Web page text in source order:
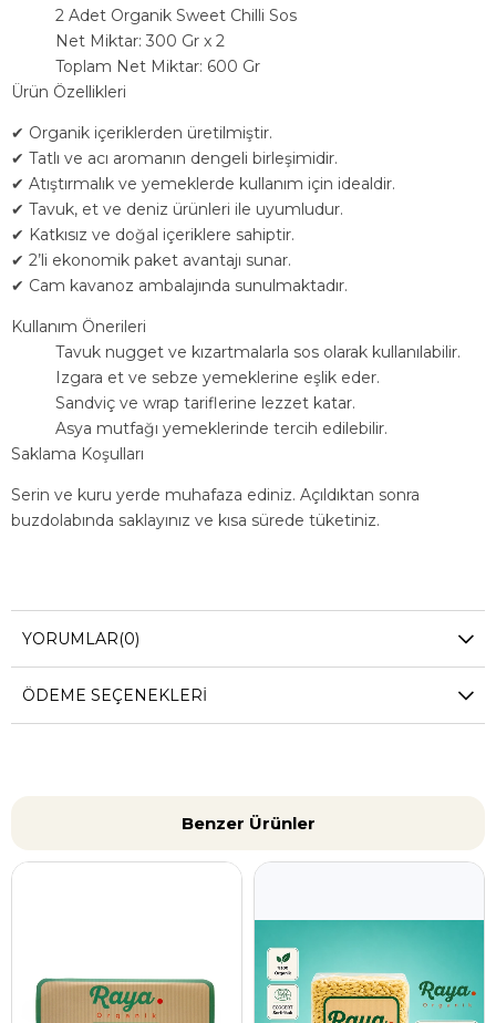
2 Adet Organik Sweet Chilli Sos
Net Miktar: 300 Gr x 2
Toplam Net Miktar: 600 Gr
Ürün Özellikleri
✔ Organik içeriklerden üretilmiştir.
✔ Tatlı ve acı aromanın dengeli birleşimidir.
✔ Atıştırmalık ve yemeklerde kullanım için idealdir.
✔ Tavuk, et ve deniz ürünleri ile uyumludur.
✔ Katkısız ve doğal içeriklere sahiptir.
✔ 2’li ekonomik paket avantajı sunar.
✔ Cam kavanoz ambalajında sunulmaktadır.
Kullanım Önerileri
Tavuk nugget ve kızartmalarla sos olarak kullanılabilir.
Izgara et ve sebze yemeklerine eşlik eder.
Sandviç ve wrap tariflerine lezzet katar.
Asya mutfağı yemeklerinde tercih edilebilir.
Saklama Koşulları
Serin ve kuru yerde muhafaza ediniz. Açıldıktan sonra
buzdolabında saklayınız ve kısa sürede tüketiniz.
YORUMLAR(0)
ÖDEME SEÇENEKLERI
Benzer Ürünler